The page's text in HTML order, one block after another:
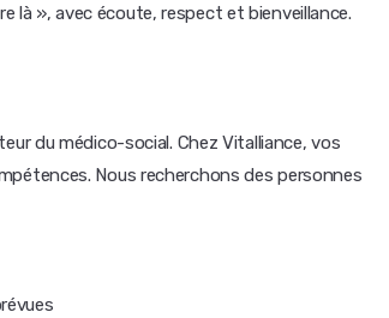
là », avec écoute, respect et bienveillance.
du médico-social. Chez Vitalliance, vos
Nous recherchons des personnes